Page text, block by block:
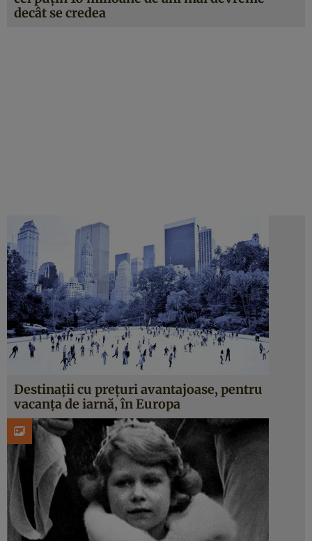
decât se credea
Destinaţii cu preţuri avantajoase, pentru
vacanţa de iarnă, în Europa